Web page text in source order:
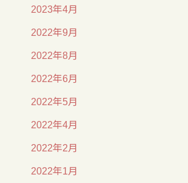
2023年4月
2022年9月
2022年8月
2022年6月
2022年5月
2022年4月
2022年2月
2022年1月